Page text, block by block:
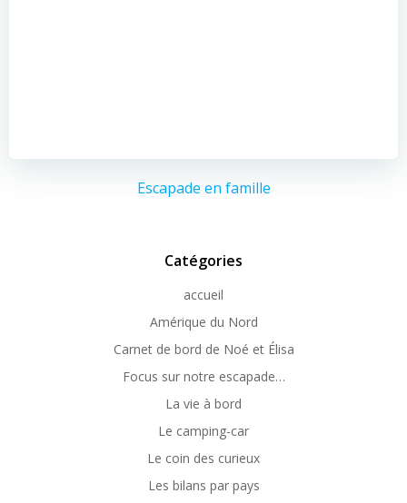
Escapade en famille
Catégories
accueil
Amérique du Nord
Carnet de bord de Noé et Élisa
Focus sur notre escapade…
La vie à bord
Le camping-car
Le coin des curieux
Les bilans par pays